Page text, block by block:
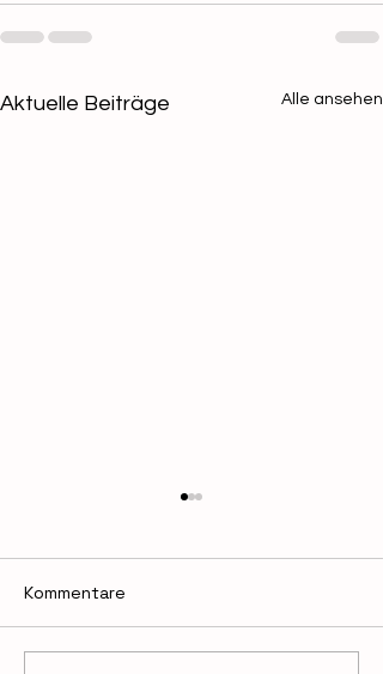
Aktuelle Beiträge Alle ansehen
Kommentare